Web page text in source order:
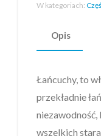
W kategoriach:
Opis
Łańcuchy, to
przekładnie
niezawodność,
wszelkich